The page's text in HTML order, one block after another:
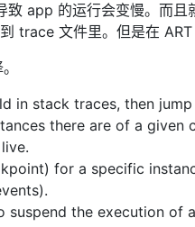
app 的运行会变慢。而且
trace 文件里。但是在
in stack traces, then
there are of a given
for a specific
suspend the execution of